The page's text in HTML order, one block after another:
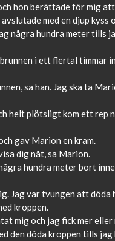
hon berättade för mig
med en djup kyss
några hundra meter tills
i ett flertal timmar
sa han. Jag ska ta
helt plötsligt kom ett rep
gav Marion en kram.
dig nåt, sa Marion.
hundra meter bort
Jag var tvungen att döda
kroppen.
mig och jag fick mer
den döda kroppen tills